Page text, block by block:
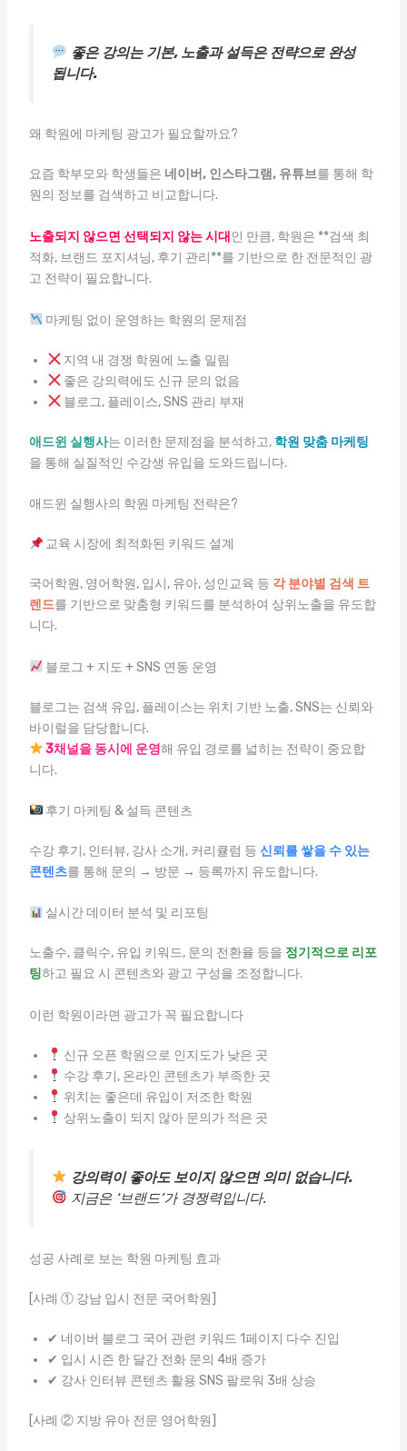
좋은 강의는 기본, 노출과 설득은 전략으로 완성
됩니다.
왜 학원에 마케팅 광고가 필요할까요?
요즘 학부모와 학생들은 네이버, 인스타그램, 유튜브를 통해 학
원의 정보를 검색하고 비교합니다.
노출되지 않으면 선택되지 않는 시대 인 만큼, 학원은 **검색 최
적화, 브랜드 포지셔닝, 후기 관리**를 기반으로 한 전문적인 광
고 전략이 필요합니다.
마케팅 없이 운영하는 학원의 문제점
지역 내 경쟁 학원에 노출 밀림
좋은 강의력에도 신규 문의 없음
블로그, 플레이스, SNS 관리 부재
애드윈 실행사는 이러한 문제점을 분석하고, 학원 맞춤 마케팅
을 통해 실질적인 수강생 유입을 도와드립니다.
애드윈 실행사의 학원 마케팅 전략은?
교육 시장에 최적화된 키워드 설계
국어학원, 영어학원, 입시, 유아, 성인교육 등 각 분야별 검색 트
렌드를 기반으로 맞춤형 키워드를 분석하여 상위노출을 유도합
니다.
블로그 + 지도 + SNS 연동 운영
블로그는 검색 유입, 플레이스는 위치 기반 노출, SNS는 신뢰와
바이럴을 담당합니다.
3채널을 동시에 운영해 유입 경로를 넓히는 전략이 중요합
니다.
후기 마케팅 & 설득 콘텐츠
수강 후기, 인터뷰, 강사 소개, 커리큘럼 등 신뢰를 쌓을 수 있는
콘텐츠를 통해 문의 → 방문 → 등록까지 유도합니다.
실시간 데이터 분석 및 리포팅
노출수, 클릭수, 유입 키워드, 문의 전환율 등을 정기적으로 리포
팅하고 필요 시 콘텐츠와 광고 구성을 조정합니다.
이런 학원이라면 광고가 꼭 필요합니다
신규 오픈 학원으로 인지도가 낮은 곳
수강 후기, 온라인 콘텐츠가 부족한 곳
위치는 좋은데 유입이 저조한 학원
상위노출이 되지 않아 문의가 적은 곳
강의력이 좋아도 보이지 않으면 의미 없습니다.
지금은 ‘브랜드’가 경쟁력입니다.
성공 사례로 보는 학원 마케팅 효과
[사례 ① 강남 입시 전문 국어학원]
✔ 네이버 블로그 국어 관련 키워드 1페이지 다수 진입
✔ 입시 시즌 한 달간 전화 문의 4배 증가
✔ 강사 인터뷰 콘텐츠 활용 SNS 팔로워 3배 상승
[사례 ② 지방 유아 전문 영어학원]